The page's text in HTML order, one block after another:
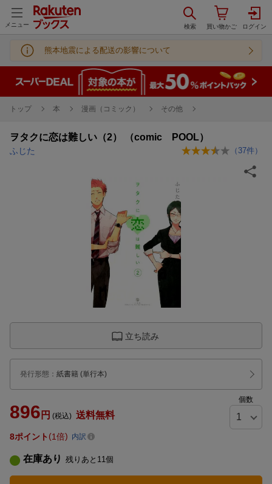
メニュー
熊本地震による配送の影響について
トップ 本 漫画（コミック） その他
ヲタクに恋は難しい（2） （comic POOL）
ふじた （ 37件）
立ち読み
発行形態 ： 紙書籍 (単行本)
896 円 (税込) 送料無料
個数
8ポイント 1倍 内訳
在庫あり 残りあと 11個